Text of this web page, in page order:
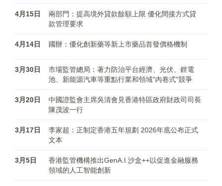
4月15日
兩部門：提高境外貸款餘額上限 優化間接方式貸
款管理要求
4月14日 國辦：優化創新藥等新上市藥品首發價格機制
3月30日
市場監管總局：著力防治平台經濟、光伏、鋰電
池、新能源汽車等重點行業和領域"內卷式"競爭
3月20日
中國證監會主席吳清會見香港特區政府財政司司長
陳茂波一行
3月17日
李家超：正制定香港五年規劃 2026年底公布正式
文本
3月5日
香港監管機構推出GenA.I.沙盒++以促進金融服務
領域的人工智能創新